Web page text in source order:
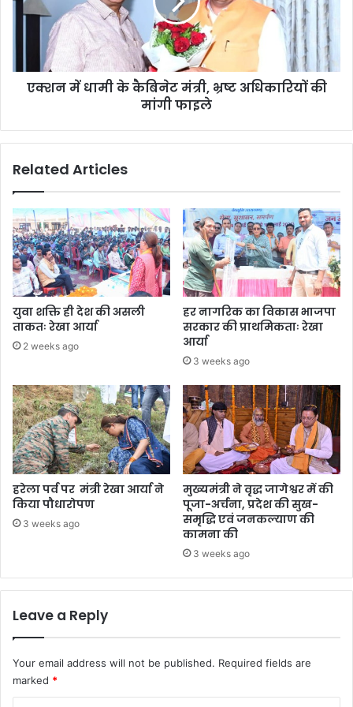
कैबिनेट
मंत्री,
अधिकारियों
की
मांगीएक्शन में धामी के कैबिनेट मंत्री, भ्रष्ट अधिकारियों की
मांगी फाइले
Related Articles
युवा शक्ति ही देश की असली
ताकतः रेखा आर्या
2 weeks ago
हर नागरिक का विकास भाजपा
सरकार की प्राथमिकताः रेखा
आर्या
3 weeks ago
हरेला पर्व पर मंत्री रेखा आर्या ने
किया पौधारोपण
3 weeks ago
मुख्यमंत्री ने वृद्ध जागेश्वर में की
पूजा-अर्चना, प्रदेश की सुख-
समृद्धि एवं जनकल्याण की
कामना की
3 weeks ago
Leave a Reply
Your email address will not be published. Required fields are
marked *